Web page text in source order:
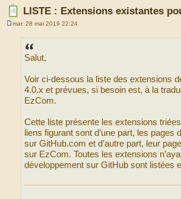
LISTE : Extensions existantes
mar. 28 mai 2019 22:24
Salut,
Voir ci-dessous la liste des extensions
4.0.x et prévues, si besoin est, à la
EzCom.
Cette liste présente les extensions
liens figurant sont d’une part, les pages
sur GitHub.com et d’autre part, leur
sur EzCom. Toutes les extensions
développement sur GitHub sont listées